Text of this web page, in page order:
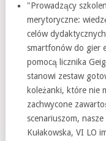
"Prowadzący
merytoryczne:
celów
smartfonów do gier
pomocą licznika
stanowi zestaw
koleżanki, które nie
zachwycone
scenariuszom,
Kułakowska, VI LO